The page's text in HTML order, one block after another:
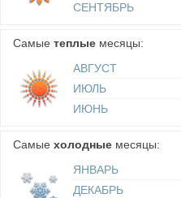
СЕНТЯБРЬ
Самые теплые месяцы:
АВГУСТ
ИЮЛЬ
ИЮНЬ
Самые холодные месяцы:
ЯНВАРЬ
ДЕКАБРЬ